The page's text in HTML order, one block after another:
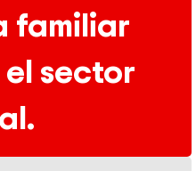
familiar
sector